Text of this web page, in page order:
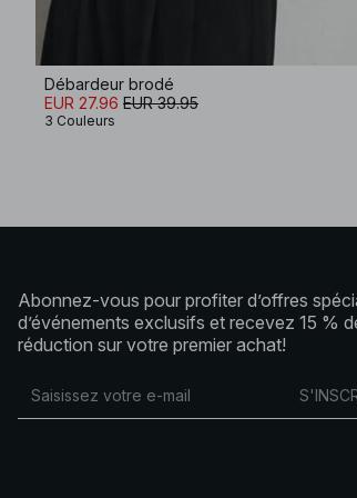
Débardeur brodé
EUR 27.96 EUR 39.95
3 Couleurs
Abonnez-vous pour profiter d’offres
d’événements exclusifs et recevez 15 %
réduction sur votre premier achat!